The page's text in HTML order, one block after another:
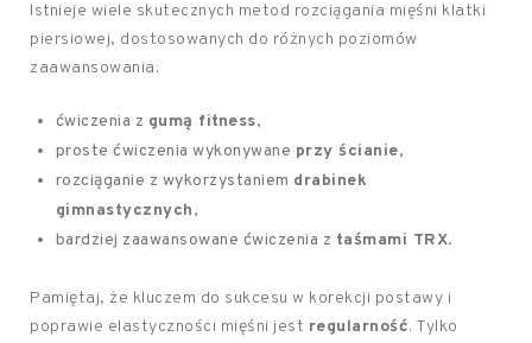
Istnieje wiele skutecznych metod rozciągania mięśni klatki
piersiowej, dostosowanych do różnych poziomów
zaawansowania:
ćwiczenia z gumą fitness,
proste ćwiczenia wykonywane przy ścianie,
rozciąganie z wykorzystaniem drabinek
gimnastycznych,
bardziej zaawansowane ćwiczenia z taśmami TRX.
Pamiętaj, że kluczem do sukcesu w korekcji postawy i
poprawie elastyczności mięśni jest regularność. Tylko